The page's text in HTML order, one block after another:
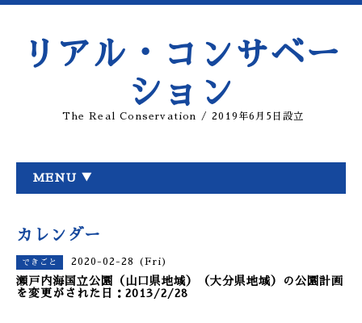
リアル・コンサベー
ション
The Real Conservation / 2019年6月5日設立
MENU ▼
カレンダー
できごと 2020-02-28 (Fri)
瀬戸内海国立公園（山口県地域）（大分県地域）の公園計画
を変更がされた日：2013/2/28